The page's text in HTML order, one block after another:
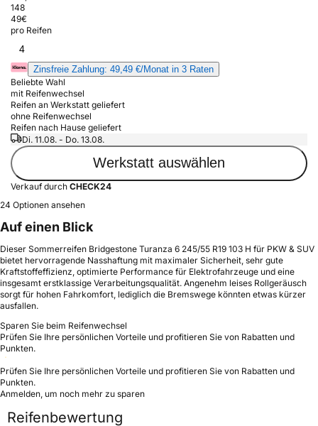
148
49€
pro Reifen
4
Zinsfreie Zahlung: 49,49 €/Monat in 3 Raten
Beliebte Wahl
mit Reifenwechsel
Reifen an Werkstatt geliefert
ohne Reifenwechsel
Reifen nach Hause geliefert
Di. 11.08. - Do. 13.08.
Werkstatt auswählen
Verkauf durch CHECK24
24 Optionen ansehen
Auf einen Blick
Dieser Sommerreifen Bridgestone Turanza 6 245/55 R19 103 H für PKW & SUV
bietet hervorragende Nasshaftung mit maximaler Sicherheit, sehr gute
Kraftstoffeffizienz, optimierte Performance für Elektrofahrzeuge und eine
insgesamt erstklassige Verarbeitungsqualität. Angenehm leises Rollgeräusch
sorgt für hohen Fahrkomfort, lediglich die Bremswege könnten etwas kürzer
ausfallen.
Sparen Sie beim Reifenwechsel
Prüfen Sie Ihre persönlichen Vorteile und profitieren Sie von Rabatten und
Punkten.
Prüfen Sie Ihre persönlichen Vorteile und profitieren Sie von Rabatten und
Punkten.
Anmelden, um noch mehr zu sparen
Reifenbewertung